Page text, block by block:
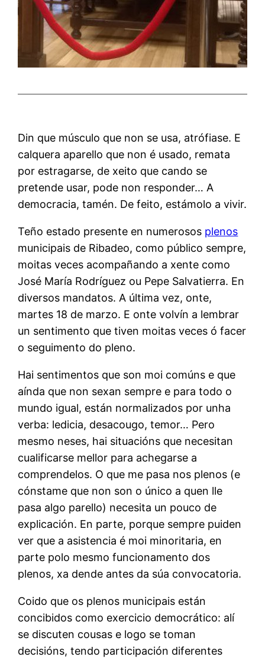
Din que músculo que non se usa, atrófiase. E
calquera aparello que non é usado, remata
por estragarse, de xeito que cando se
pretende usar, pode non responder… A
democracia, tamén. De feito, estámolo a vivir.
Teño estado presente en numerosos plenos
municipais de Ribadeo, como público sempre,
moitas veces acompañando a xente como
José María Rodríguez ou Pepe Salvatierra. En
diversos mandatos. A última vez, onte,
martes 18 de marzo. E onte volvín a lembrar
un sentimento que tiven moitas veces ó facer
o seguimento do pleno.
Hai sentimentos que son moi comúns e que
aínda que non sexan sempre e para todo o
mundo igual, están normalizados por unha
verba: ledicia, desacougo, temor… Pero
mesmo neses, hai situacións que necesitan
cualificarse mellor para achegarse a
comprendelos. O que me pasa nos plenos (e
cónstame que non son o único a quen lle
pasa algo parello) necesita un pouco de
explicación. En parte, porque sempre puiden
ver que a asistencia é moi minoritaria, en
parte polo mesmo funcionamento dos
plenos, xa dende antes da súa convocatoria.
Coido que os plenos municipais están
concibidos como exercicio democrático: alí
se discuten cousas e logo se toman
decisións, tendo participación diferentes